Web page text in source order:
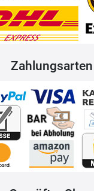
Zahlungsarten